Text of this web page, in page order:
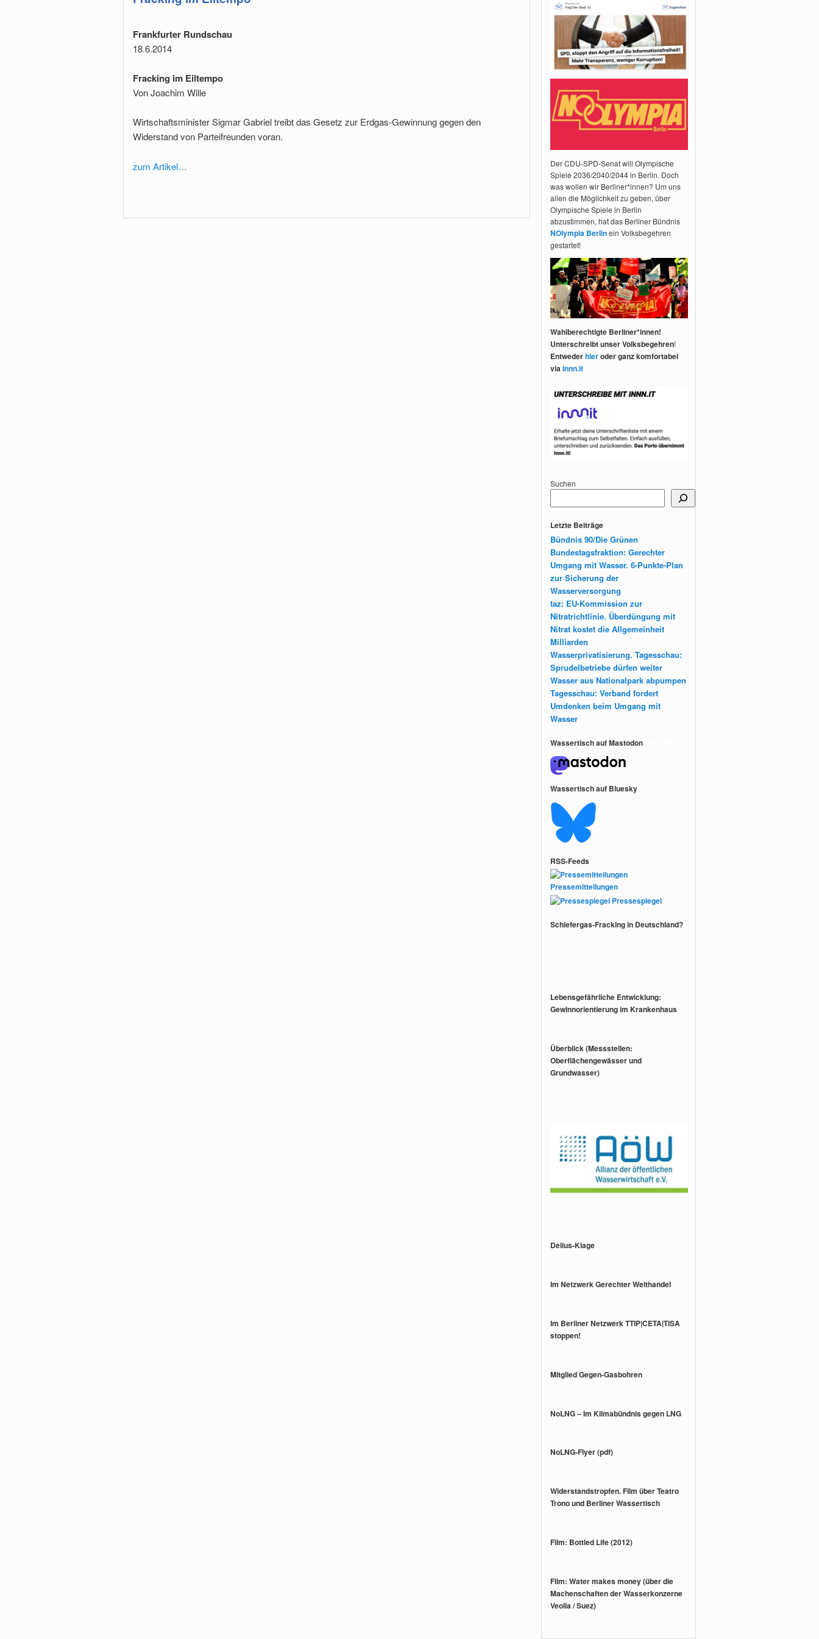
Frankfurter Rundschau
18.6.2014
Fracking im Eiltempo
Von Joachim Wille
Wirtschaftsminister Sigmar Gabriel treibt das Gesetz zur Erdgas-Gewinnung gegen den
Widerstand von Parteifreunden voran.
zum Artikel…
Der CDU-SPD-Senat will Olympische
Spiele 2036/2040/2044 in Berlin. Doch
was wollen wir Berliner*innen? Um uns
allen die Möglichkeit zu geben, über
Olympische Spiele in Berlin
abzustimmen, hat das Berliner Bündnis
NOlympia Berlinein Volksbegehren
gestartet!
Wahlberechtigte Berliner*innen!
Unterschreibt unser Volksbegehren!
Entwederhieroder ganz komfortabel
viaInnn.it
Suchen
Letzte Beiträge
Bündnis 90/Die Grünen
Bundestagsfraktion: Gerechter
Umgang mit Wasser. 6-Punkte-Plan
zur Sicherung der
Wasserversorgung
taz: EU-Kommission zur
Nitratrichtlinie. Überdüngung mit
Nitrat kostet die Allgemeinheit
Milliarden
Wasserprivatisierung. Tagesschau:
Sprudelbetriebe dürfen weiter
Wasser aus Nationalpark abpumpen
Tagesschau: Verband fordert
Umdenken beim Umgang mit
Wasser
Wassertisch auf Mastodon
Wassertisch auf Bluesky
RSS-Feeds
Pressemitteilungen
Pressespiegel
Schiefergas-Fracking in Deutschland?
Lebensgefährliche Entwicklung:
Gewinnorientierung im Krankenhaus
Überblick (Messstellen:
Oberflächengewässer und
Grundwasser)
Delius-Klage
Im Netzwerk Gerechter Welthandel
Im Berliner Netzwerk TTIP|CETA|TiSA
stoppen!
Mitglied Gegen-Gasbohren
NoLNG – Im Klimabündnis gegen LNG
NoLNG-Flyer (pdf)
Widerstandstropfen. Film über Teatro
Trono und Berliner Wassertisch
Film: Bottled Life (2012)
Film: Water makes money (über die
Machenschaften der Wasserkonzerne
Veolia / Suez)